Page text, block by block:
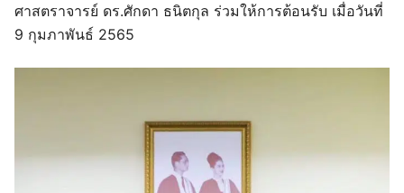
ศาสตราจารย์ ดร.ศักดา ธนิตกุล ร่วมให้การต้อนรับ เมื่อวันที่
9 กุมภาพันธ์ 2565